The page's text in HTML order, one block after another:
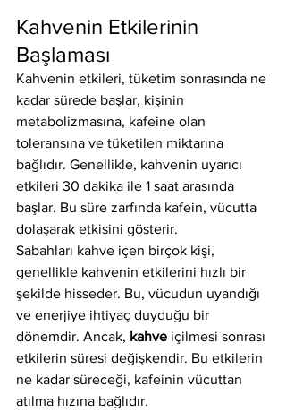
Kahvenin Etkilerinin
Başlaması
Kahvenin etkileri, tüketim sonrasında ne
kadar sürede başlar, kişinin
metabolizmasına, kafeine olan
toleransına ve tüketilen miktarına
bağlıdır. Genellikle, kahvenin uyarıcı
etkileri 30 dakika ile 1 saat arasında
başlar. Bu süre zarfında kafein, vücutta
dolaşarak etkisini gösterir.
Sabahları kahve içen birçok kişi,
genellikle kahvenin etkilerini hızlı bir
şekilde hisseder. Bu, vücudun uyandığı
ve enerjiye ihtiyaç duyduğu bir
dönemdir. Ancak, kahve içilmesi sonrası
etkilerin süresi değişkendir. Bu etkilerin
ne kadar süreceği, kafeinin vücuttan
atılma hızına bağlıdır.